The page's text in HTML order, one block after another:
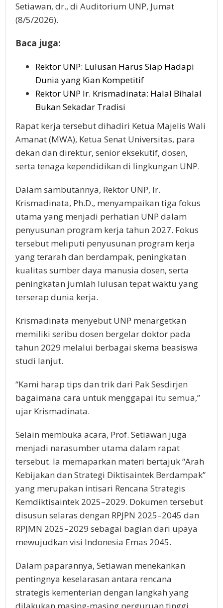
Setiawan, dr., di Auditorium UNP, Jumat
(8/5/2026).
Baca juga:
Rektor UNP: Lulusan Harus Siap Hadapi
Dunia yang Kian Kompetitif
Rektor UNP Ir. Krismadinata: Halal Bihalal
Bukan Sekadar Tradisi
Rapat kerja tersebut dihadiri Ketua Majelis Wali
Amanat (MWA), Ketua Senat Universitas, para
dekan dan direktur, senior eksekutif, dosen,
serta tenaga kependidikan di lingkungan UNP.
Dalam sambutannya, Rektor UNP, Ir.
Krismadinata, Ph.D., menyampaikan tiga fokus
utama yang menjadi perhatian UNP dalam
penyusunan program kerja tahun 2027. Fokus
tersebut meliputi penyusunan program kerja
yang terarah dan berdampak, peningkatan
kualitas sumber daya manusia dosen, serta
peningkatan jumlah lulusan tepat waktu yang
terserap dunia kerja.
Krismadinata menyebut UNP menargetkan
memiliki seribu dosen bergelar doktor pada
tahun 2029 melalui berbagai skema beasiswa
studi lanjut.
“Kami harap tips dan trik dari Pak Sesdirjen
bagaimana cara untuk menggapai itu semua,”
ujar Krismadinata.
Selain membuka acara, Prof. Setiawan juga
menjadi narasumber utama dalam rapat
tersebut. Ia memaparkan materi bertajuk “Arah
Kebijakan dan Strategi Diktisaintek Berdampak”
yang merupakan intisari Rencana Strategis
Kemdiktisaintek 2025–2029. Dokumen tersebut
disusun selaras dengan RPJPN 2025–2045 dan
RPJMN 2025–2029 sebagai bagian dari upaya
mewujudkan visi Indonesia Emas 2045.
Dalam paparannya, Setiawan menekankan
pentingnya keselarasan antara rencana
strategis kementerian dengan langkah yang